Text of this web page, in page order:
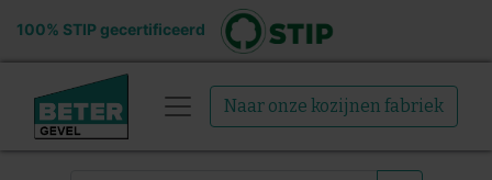
100% STIP gecertificeerd
Naar onze kozijnen fabriek